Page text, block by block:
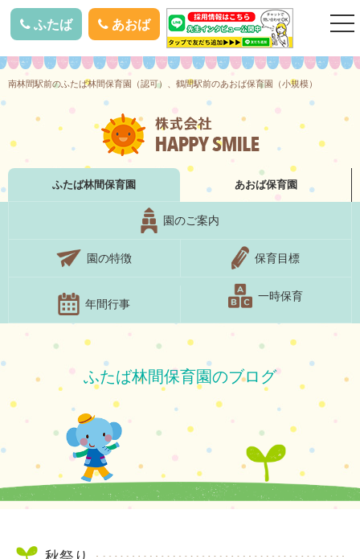
ふたば あおば
南林間駅前のふたば林間保育園（認可）、鶴間駅前のあおば保育園（小規模）
ふたば林間保育園 あおば保育園
園のご案内
園の特徴 保育目標
年間行事
一時保育
ふたば林間保育園のブログ